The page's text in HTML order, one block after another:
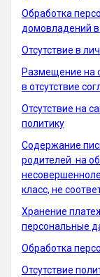
Обработка
домовладений в
Отсутствие в
Размещение на
в отсутствие
Отсутствие на
политику
Содержание
родителей на
класс, не
Хранение
персональные
Обработка
Отсутствие